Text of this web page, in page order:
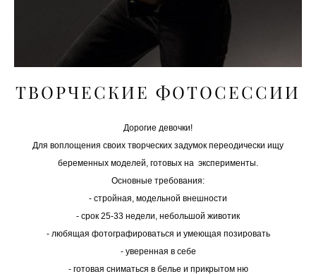
ТВОРЧЕСКИЕ ФОТОСЕССИИ
Дорогие девочки!
Для воплощения своих творческих задумок переодически ищу
беременных моделей, готовых на эксперименты.
Основные требования:
- стройная, модельной внешности
- срок 25-33 недели, небольшой животик
- любящая фотографироваться и умеющая позировать
- уверенная в себе
- готовая сниматься в белье и прикрытом ню